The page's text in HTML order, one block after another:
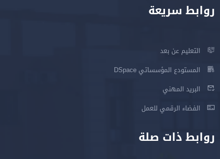
روابط سريعة
التعليم عن بعد
المستودع المؤسساتي DSpace
البريد المهني
الفضاء الرقمي للعمل
روابط ذات صلة